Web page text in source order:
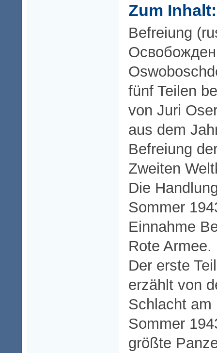
Zum Inhalt:
Befreiung
fünf Teilen
von Juri
aus dem
Befreiung
Zweiten
Die
Sommer
Einnahme
Rote Armee.
Der erste
erzählt von
Schlacht am
Sommer
größte